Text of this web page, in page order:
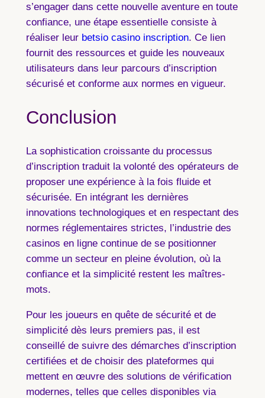
s’engager dans cette nouvelle aventure en toute
confiance, une étape essentielle consiste à
réaliser leur betsio casino inscription. Ce lien
fournit des ressources et guide les nouveaux
utilisateurs dans leur parcours d’inscription
sécurisé et conforme aux normes en vigueur.
Conclusion
La sophistication croissante du processus
d’inscription traduit la volonté des opérateurs de
proposer une expérience à la fois fluide et
sécurisée. En intégrant les dernières
innovations technologiques et en respectant des
normes réglementaires strictes, l’industrie des
casinos en ligne continue de se positionner
comme un secteur en pleine évolution, où la
confiance et la simplicité restent les maîtres-
mots.
Pour les joueurs en quête de sécurité et de
simplicité dès leurs premiers pas, il est
conseillé de suivre des démarches d’inscription
certifiées et de choisir des plateformes qui
mettent en œuvre des solutions de vérification
modernes, telles que celles disponibles via